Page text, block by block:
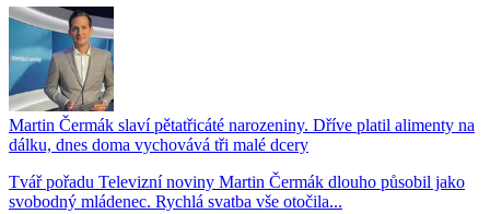
Martin Čermák slaví pětatřicáté narozeniny. Dříve platil alimenty na
dálku, dnes doma vychovává tři malé dcery
Tvář pořadu Televizní noviny Martin Čermák dlouho působil jako
svobodný mládenec. Rychlá svatba vše otočila...